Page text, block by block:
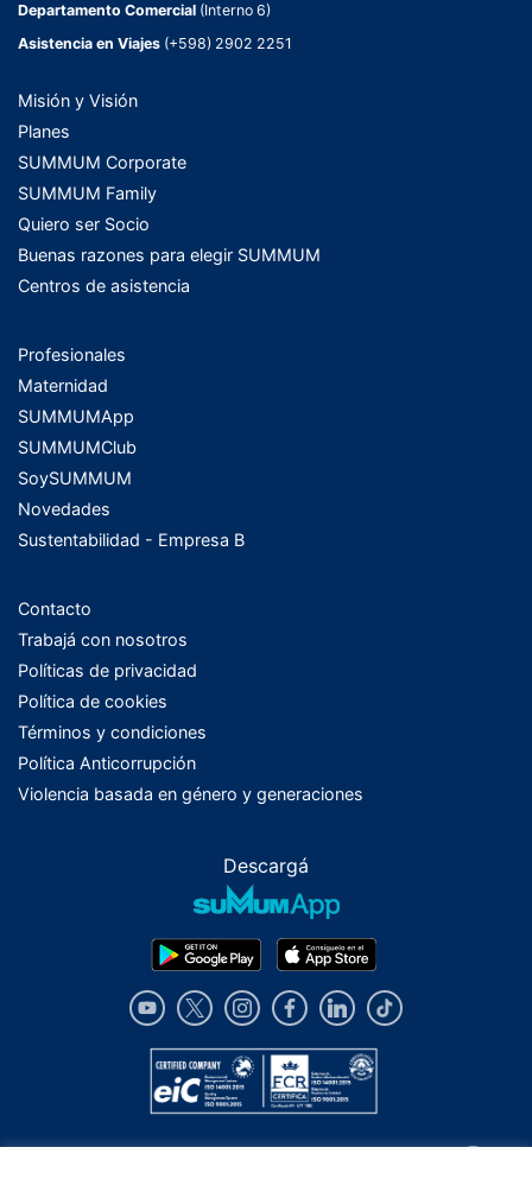
Departamento Comercial (Interno 6)
Asistencia en Viajes (+598) 2902 2251
Misión y Visión
Planes
SUMMUM Corporate
SUMMUM Family
Quiero ser Socio
Buenas razones para elegir SUMMUM
Centros de asistencia
Profesionales
Maternidad
SUMMUMApp
SUMMUMClub
SoySUMMUM
Novedades
Sustentabilidad - Empresa B
Contacto
Trabajá con nosotros
Políticas de privacidad
Política de cookies
Términos y condiciones
Política Anticorrupción
Violencia basada en género y generaciones
Descargá